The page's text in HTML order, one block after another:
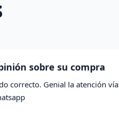
sobre su compra
correcto. Genial la atención vía